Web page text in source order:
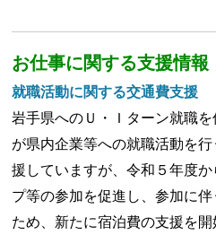
お仕事に関する支援情報
就職活動に関する交通費支援
岩手県へのＵ・Ｉターン就職
が県内企業等への就職活動を
援していますが、令和５年度
プ等の参加を促進し、参加に
ため、新たに宿泊費の支援を